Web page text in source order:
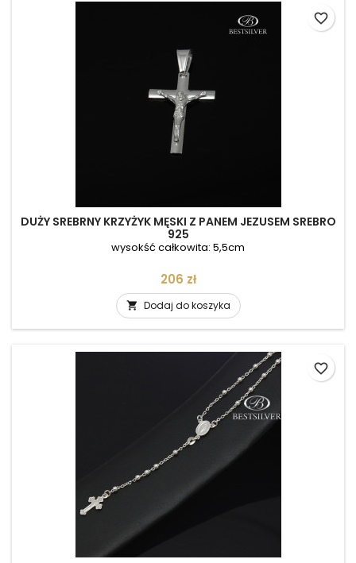
DUŻY SREBRNY KRZYŻYK MĘSKI Z PANEM JEZUSEM SREBRO
925
wysokść całkowita: 5,5cm
Cena
206 zł
 Dodaj do koszyka
favorite_border
favorite_border